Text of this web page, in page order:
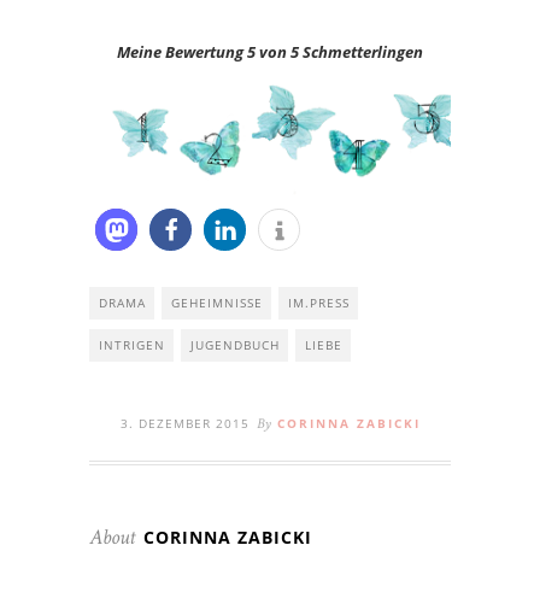
Meine Bewertung 5 von 5 Schmetterlingen
DRAMA GEHEIMNISSE IM.PRESS
INTRIGEN JUGENDBUCH LIEBE
3. DEZEMBER 2015 By CORINNA ZABICKI
About CORINNA ZABICKI